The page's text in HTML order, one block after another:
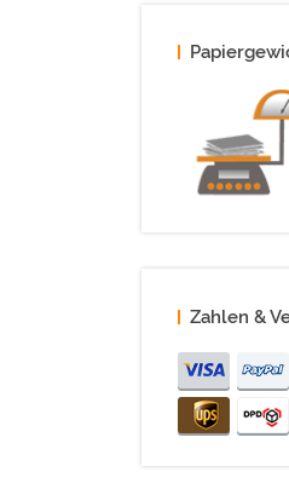
Zahlen &